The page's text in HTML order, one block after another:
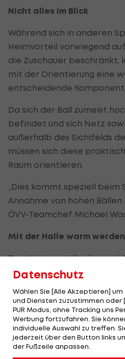
Nicht alles im Blick
Während sich in anderen
Heimvorteil vorwiegend
die Zuschauer beschränkt,
mit der Orientierung eine
entscheidende
Da sich der Ball zumeist
befindet und sich Netz
außerhalb des Sichtfelds
müssen sich diese
Raum orientieren.
„Dies kommt speziell beim
Annahme von hohen
ÖVV-Teamchef Michael
Mit der Halle warm werden
Den Heimvorteil müssen
erarbeiten. Denn noch hat
kaum trainiert.
So richtig einleben wollen
Co. mit den beiden
gegen Belgien am
Datenschutz
Wählen Sie [Alle Akzeptieren]
und Diensten zuzustimmen oder
PUR Modus, ohne Tracking uns
Werbung fortzufahren. Sie
individuelle Auswahl zu treffen.
jederzeit über den Button links
der Fußzeile anpassen.